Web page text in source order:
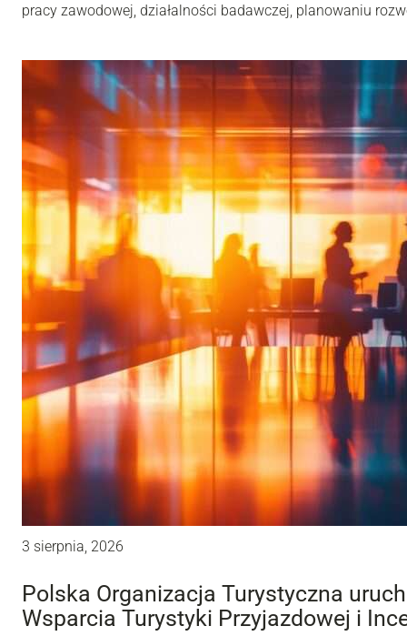
pracy zawodowej, działalności badawczej, planowaniu
3 sierpnia, 2026
Polska Organizacja Turystyczna
Wsparcia Turystyki Przyjazdowej i